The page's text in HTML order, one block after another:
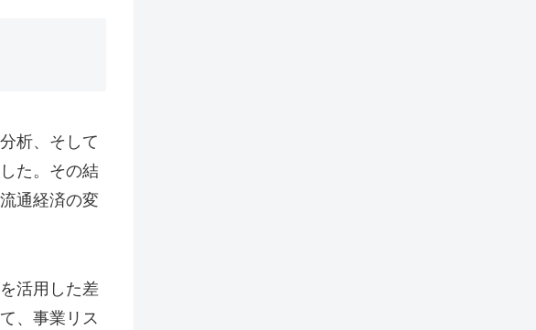
析、そして
た。その結
通経済の変
活用した差
、事業リス